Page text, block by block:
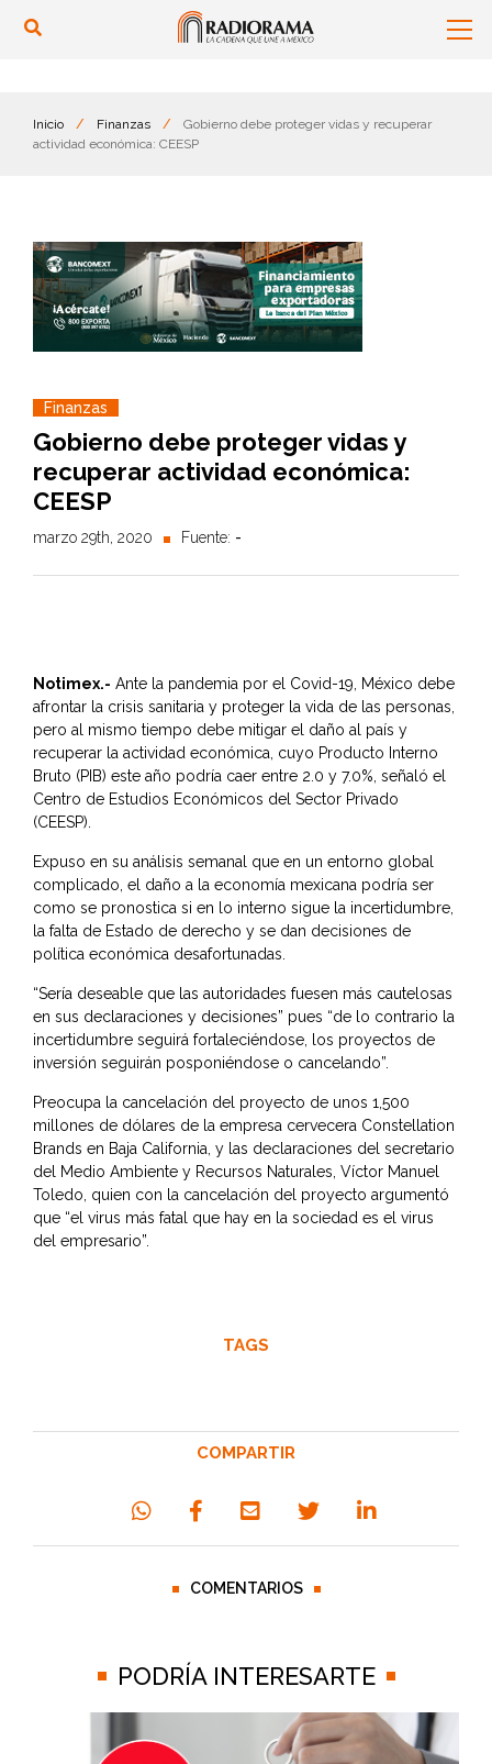
Inicio / Finanzas /
Gobierno debe proteger vidas y recuperar
actividad económica: CEESP
Finanzas
Gobierno debe proteger vidas y
recuperar actividad económica:
CEESP
marzo 29th, 2020 Fuente: -
Notimex.- Ante la pandemia por el Covid-19, México debe
afrontar la crisis sanitaria y proteger la vida de las personas,
pero al mismo tiempo debe mitigar el daño al país y
recuperar la actividad económica, cuyo Producto Interno
Bruto (PIB) este año podría caer entre 2.0 y 7.0%, señaló el
Centro de Estudios Económicos del Sector Privado
(CEESP).
Expuso en su análisis semanal que en un entorno global
complicado, el daño a la economía mexicana podría ser
como se pronostica si en lo interno sigue la incertidumbre,
la falta de Estado de derecho y se dan decisiones de
política económica desafortunadas.
“Sería deseable que las autoridades fuesen más cautelosas
en sus declaraciones y decisiones” pues “de lo contrario la
incertidumbre seguirá fortaleciéndose, los proyectos de
inversión seguirán posponiéndose o cancelando”.
Preocupa la cancelación del proyecto de unos 1,500
millones de dólares de la empresa cervecera Constellation
Brands en Baja California, y las declaraciones del secretario
del Medio Ambiente y Recursos Naturales, Víctor Manuel
Toledo, quien con la cancelación del proyecto argumentó
que “el virus más fatal que hay en la sociedad es el virus
del empresario”.
TAGS
COMPARTIR
COMENTARIOS
PODRÍA INTERESARTE